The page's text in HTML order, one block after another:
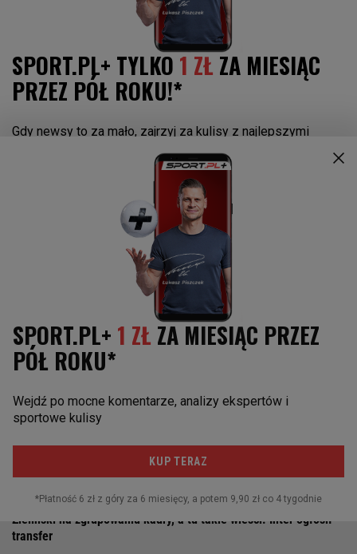
ARTYKUŁY POWIĄZANE
Zieliński na zgrupowaniu kadry, a tu takie wieści. Inter ogłosił
transfer